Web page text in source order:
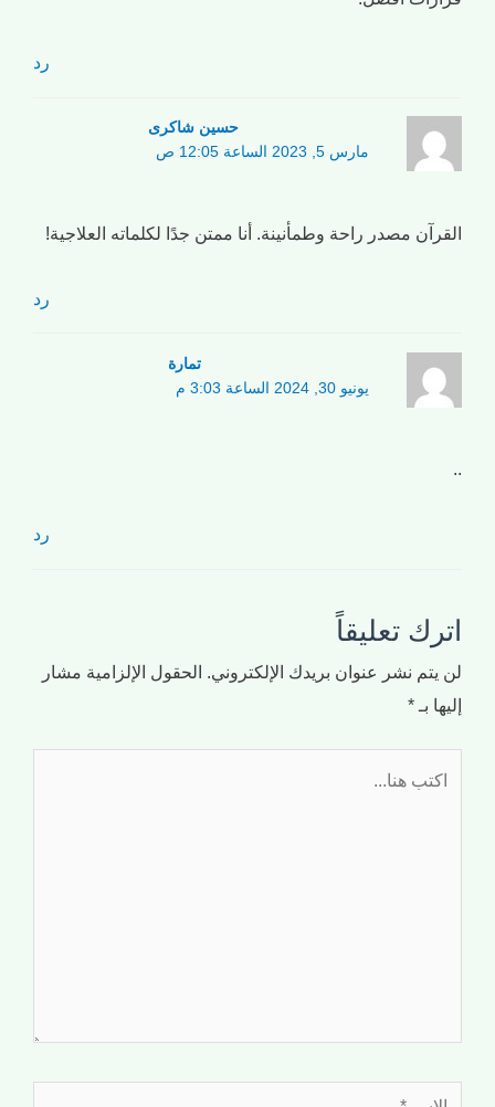
رد
حسین شاکری
مارس 5, 2023 الساعة 12:05 ص
القرآن مصدر راحة وطمأنينة. أنا ممتن جدًا لكلماته العلاجية!
رد
تمارة
يونيو 30, 2024 الساعة 3:03 م
..
رد
اترك تعليقاً
لن يتم نشر عنوان بريدك الإلكتروني. الحقول الإلزامية مشار
إليها بـ *